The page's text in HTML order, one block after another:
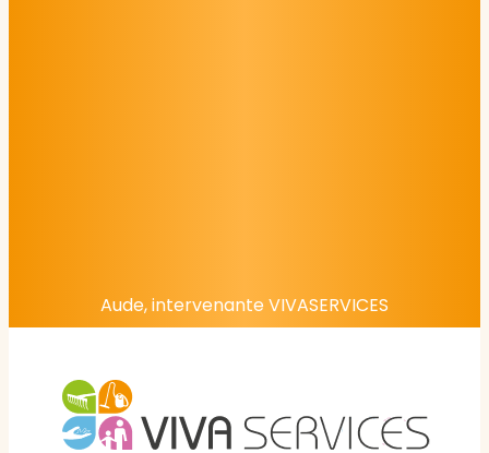
Aude, intervenante VIVASERVICES